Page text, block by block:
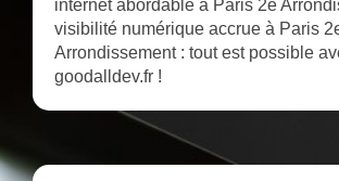
internet abordable à Paris 2e
visibilité numérique accrue à Paris
Arrondissement : tout est possible
goodalldev.fr !